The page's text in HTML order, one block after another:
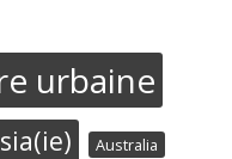
urbaine
Australia